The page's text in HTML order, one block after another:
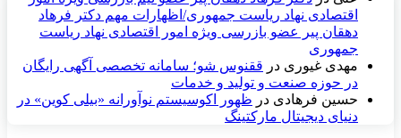
اقتصادی نهاد رياست جمهوری/اظهارات مهم دکتر فرهاد
دهقان پیر عضو بازرسی ویژه امور اقتصادی نهاد ریاست
جمهوری
مهدی غیوری در ققنوس شو؛ سامانه تخصصی آگهی رایگان
در حوزه صنعت و تولید و خدمات
حسین فرهادی در ظهور اکوسیستم نوآورانه «بیلی کوین» در
دنیای دیجیتال مارکتینگ